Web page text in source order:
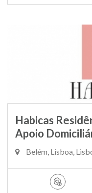
Habicas
Apoio
Belém, Lisboa,